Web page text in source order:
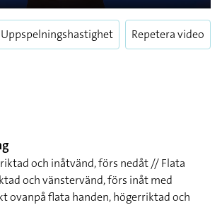
Enter
Uppspelningshastighet Repetera video
och inåtvänd, förs nedåt // Flata
och vänstervänd, förs inåt med
ovanpå flata handen, högerriktad och